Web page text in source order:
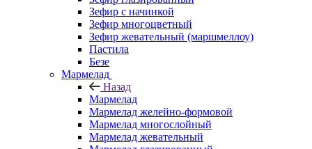
Зефир с начинкой
Зефир многоцветный
Зефир жевательный (маршмеллоу)
Пастила
Безе
Мармелад
Назад
Мармелад
Мармелад желейно-формовой
Мармелад многослойный
Мармелад жевательный